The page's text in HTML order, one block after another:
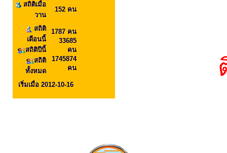
สถิติเมื่อ
วาน
152 คน
สถิติ
เดือนนี้
สถิติปีนี้
สถิติ
ทั้งหมด
1787 คน
33685
คน
1745874
คน
เริ่มเมื่อ 2012-10-16